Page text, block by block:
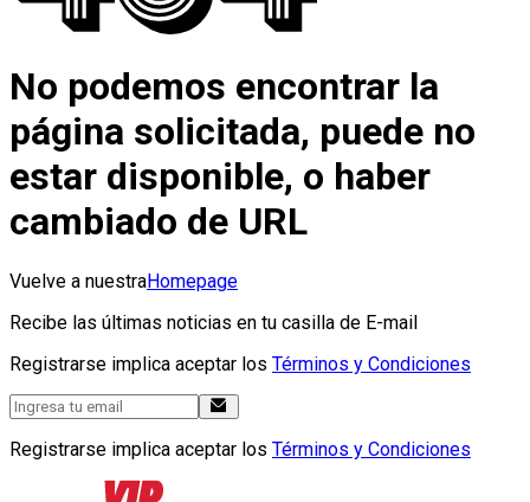
No podemos encontrar la
página solicitada, puede no
estar disponible, o haber
cambiado de URL
Vuelve a nuestraHomepage
Recibe las últimas noticias en tu casilla de E-mail
Registrarse implica aceptar los Términos y Condiciones
Registrarse implica aceptar los Términos y Condiciones